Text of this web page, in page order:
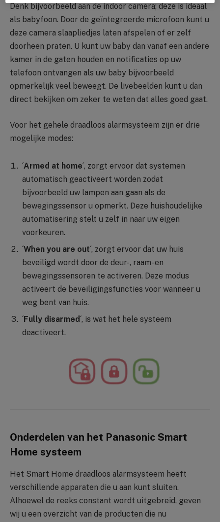
Denk bijvoorbeeld aan de indoor camera; deze is ideaal
als babyfoon. Door de geïntegreerde microfoon kunt u
deze camera slaapliedjes laten afspelen of er zelf
doorheen praten. U kunt uw baby dan vanaf een andere
kamer in de gaten houden en notificaties op uw
telefoon ontvangen als uw baby bijvoorbeeld
opmerkelijk veel beweegt. De livebeelden kunt u dan
direct bekijken om zeker te weten dat alles goed gaat.
Voor het gehele draadloos alarmsysteem zijn er drie
mogelijke modes:
´Armed at home´, zorgt ervoor dat systemen
automatisch geactiveert worden zodat
bijvoorbeeld uw lampen aan gaan als de
bewegingssensor u opmerkt. Deze huishoudelijke
automatisering stelt u zelf in naar uw eigen
voorkeuren.
´When you are out´, zorgt ervoor dat uw huis
beveiligd wordt door de deur-, raam- en
bewegingssensoren te activeren. Deze modus
activeert de beveiligingsfuncties voor wanneer u
weg bent van huis.
´Fully disarmed´, is wat het hele systeem
deactiveert.
Onderdelen van het Panasonic Smart
Home systeem
Het Smart Home draadloos alarmsysteem heeft
verschillende apparaten die u aan kunt sluiten.
Alhoewel de reeks constant wordt uitgebreid, geven
wij u een overzicht van de producten die nu